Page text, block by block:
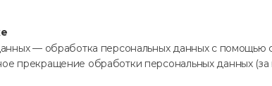
— обработка персональных данных с помощью
прекращение обработки персональных данных